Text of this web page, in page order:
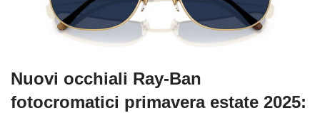
Nuovi occhiali Ray-Ban
fotocromatici primavera estate 2025: